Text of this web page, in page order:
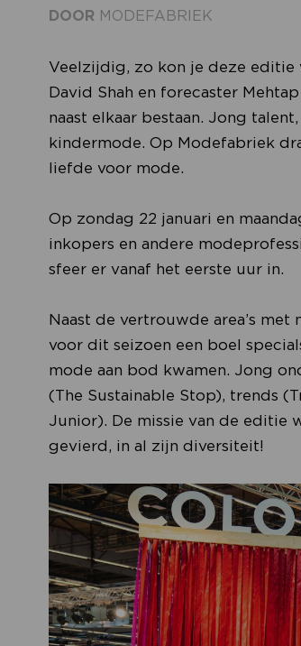
DOOR MODEFABRIEK
Veelzijdig, zo kon je deze editie
David Shah en forecaster
naast elkaar bestaan. Jong
kindermode. Op Modefabriek
liefde voor mode.
Op zondag 22 januari en
inkopers en andere
sfeer er vanaf het eerste uur in.
Naast de vertrouwde area’s
voor dit seizoen een boel
mode aan bod kwamen. Jong
(The Sustainable Stop), trends
Junior). De missie van de
gevierd, in al zijn diversiteit!